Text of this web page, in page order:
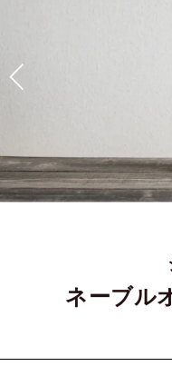
ネーブル